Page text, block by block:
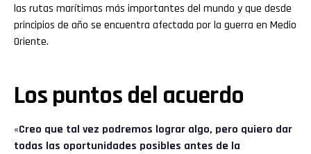
las rutas marítimas más importantes del mundo y que desde
principios de año se encuentra afectada por la guerra en Medio
Oriente.
Los puntos del acuerdo
«Creo que tal vez podremos lograr algo, pero quiero dar
todas las oportunidades posibles antes de la